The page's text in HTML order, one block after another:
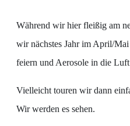
Während wir hier fleißig am
wir nächstes Jahr im April/
feiern und Aerosole in die
Vielleicht touren wir dann
Wir werden es sehen.